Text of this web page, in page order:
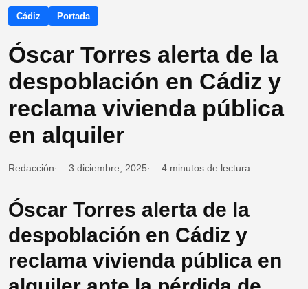
Cádiz Portada
Óscar Torres alerta de la
despoblación en Cádiz y
reclama vivienda pública
en alquiler
Redacción 3 diciembre, 2025 4 minutos de lectura
Óscar Torres alerta de la
despoblación en Cádiz y
reclama vivienda pública en